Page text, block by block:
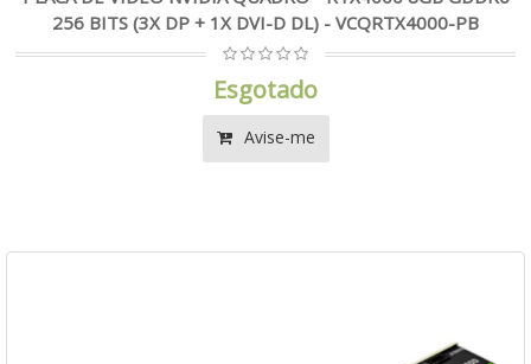
256 BITS (3X DP + 1X DVI-D DL) - VCQRTX4000-PB
Esgotado
Avise-me